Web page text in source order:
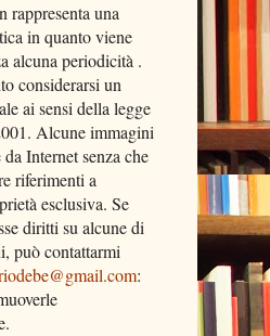
rappresenta una
in quanto viene
alcuna periodicità .
considerarsi un
ai sensi della legge
Alcune immagini
da Internet senza che
riferimenti a
esclusiva. Se
diritti su alcune di
può contattarmi
: